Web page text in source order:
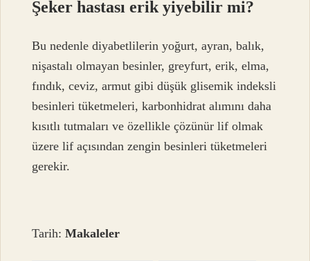
Şeker hastası erik yiyebilir mi?
Bu nedenle diyabetlilerin yoğurt, ayran, balık,
nişastalı olmayan besinler, greyfurt, erik, elma,
fındık, ceviz, armut gibi düşük glisemik indeksli
besinleri tüketmeleri, karbonhidrat alımını daha
kısıtlı tutmaları ve özellikle çözünür lif olmak
üzere lif açısından zengin besinleri tüketmeleri
gerekir.
Tarih:Makaleler